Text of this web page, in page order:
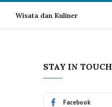
Wisata dan Kuliner
STAY IN TOUCH
Facebook